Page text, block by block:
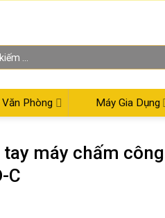
Phòng Máy Gia Dụng
máy chấm
C